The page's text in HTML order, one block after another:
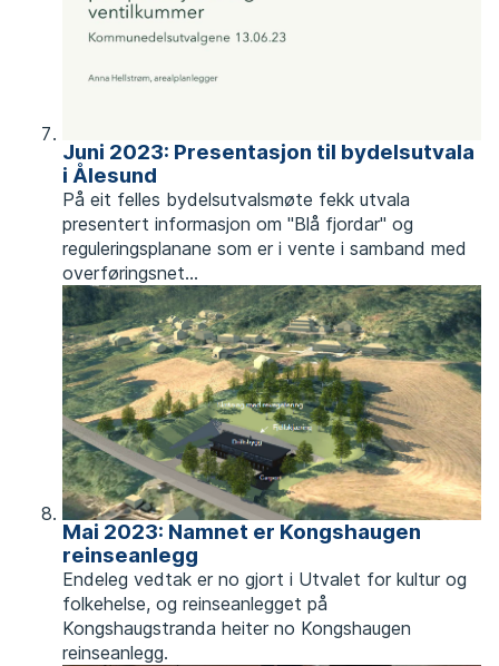
Juni 2023: Presentasjon til bydelsutvala
i Ålesund
​​På eit felles bydelsutvalsmøte fekk utvala
presentert informasjon om "Blå fjordar" og
reguleringsplanane som er i vente i samband med
overføringsnet...
Mai 2023: Namnet er Kongshaugen
reinseanlegg
Endeleg vedtak er no gjort i Utvalet for kultur og
folkehelse, og reinseanlegget på
Kongshaugstranda heiter no Kongshaugen
reinseanlegg.